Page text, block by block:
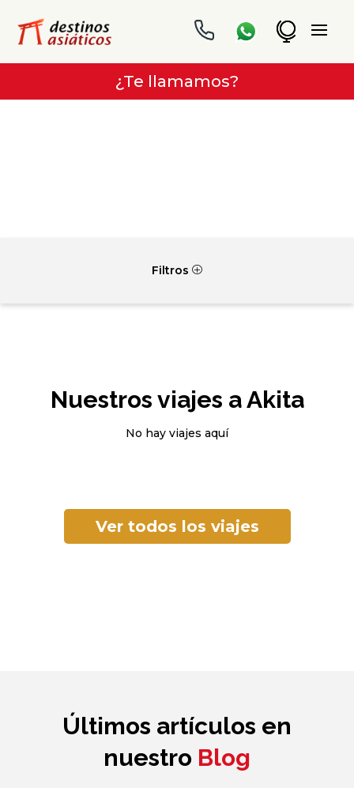
¿Te llamamos?
Filtros P
Nuestros viajes a Akita
No hay viajes aquí
Ver todos los viajes
Últimos artículos en
nuestro Blog